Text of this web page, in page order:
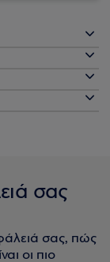
σας
σας, πώς
οι πιο